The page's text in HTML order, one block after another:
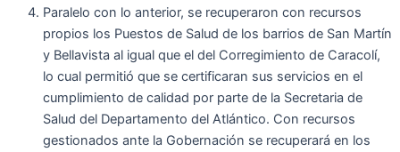
Paralelo con lo anterior, se recuperaron con recursos
propios los Puestos de Salud de los barrios de San Martín
y Bellavista al igual que el del Corregimiento de Caracolí,
lo cual permitió que se certificaran sus servicios en el
cumplimiento de calidad por parte de la Secretaria de
Salud del Departamento del Atlántico. Con recursos
gestionados ante la Gobernación se recuperará en los